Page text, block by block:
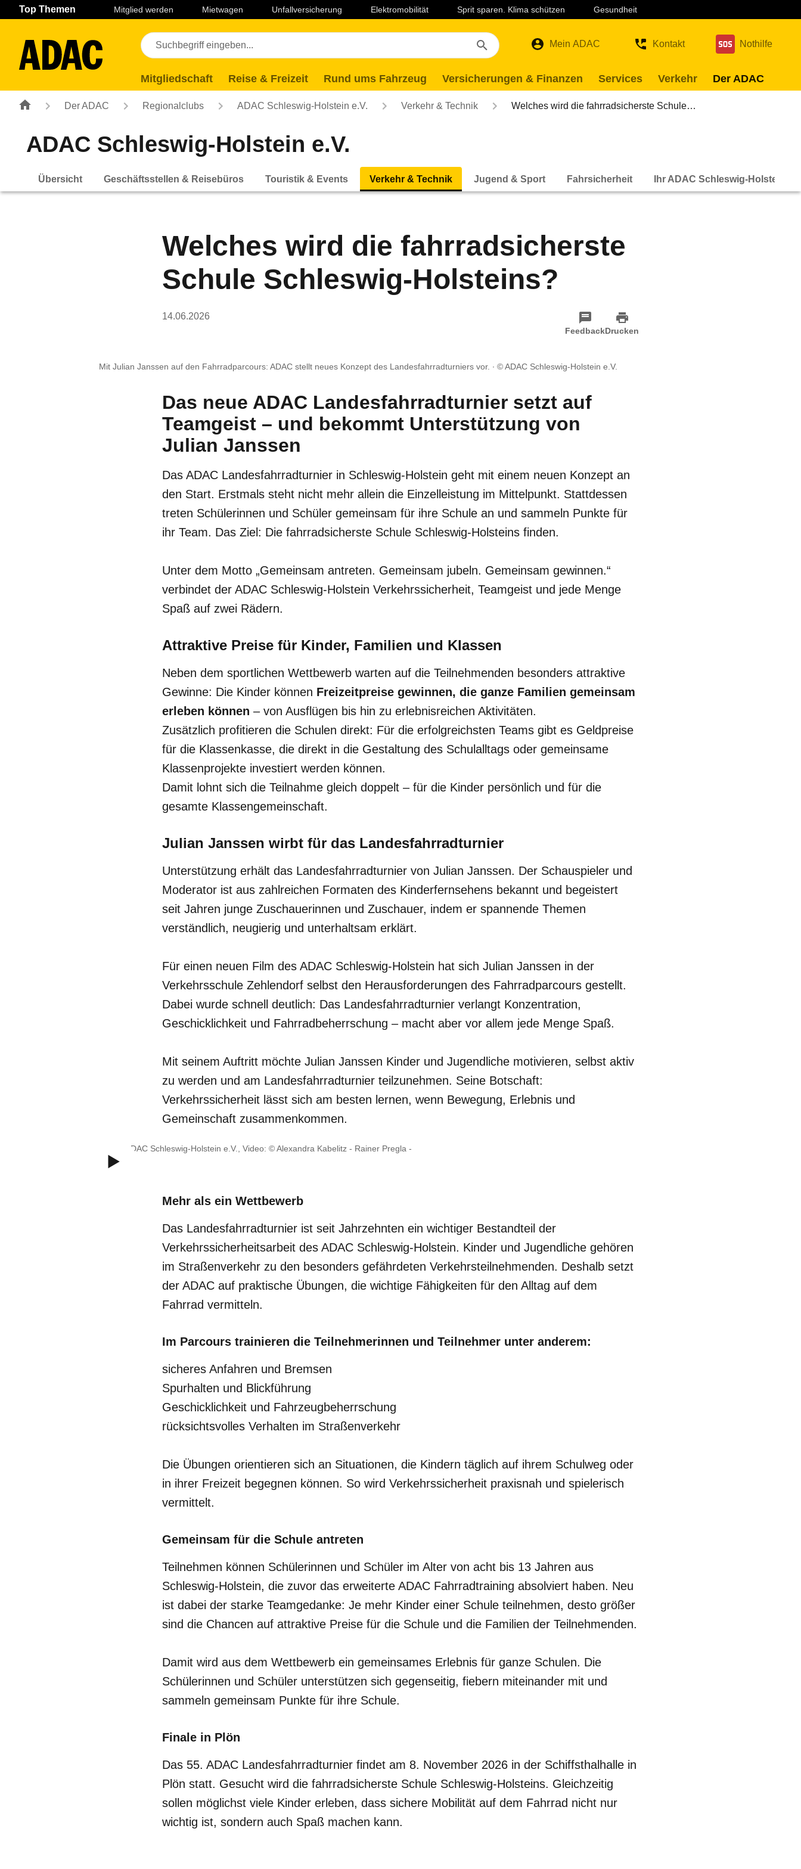
Navigation Seiteninhalt Fußzeile
Top Themen Mitglied werden Mietwagen Unfallversicherung Elektromobilität Sprit sparen. Klima schützen Gesundheit
Mein ADAC Kontakt Nothilfe
Mitgliedschaft Reise & Freizeit Rund ums Fahrzeug Versicherungen & Finanzen Services Verkehr Der ADAC
Der ADAC Regionalclubs ADAC Schleswig-Holstein e.V. Verkehr & Technik Welches wird die fahrradsicherste Schule…
ADAC Schleswig-Holstein e.V.
Übersicht Geschäftsstellen & Reisebüros Touristik & Events Verkehr & Technik Jugend & Sport Fahrsicherheit Ihr ADAC Schleswig-Holstein
Welches wird die fahrradsicherste
Schule Schleswig-Holsteins?
14.06.2026
FeedbackDrucken
Mit Julian Janssen auf den Fahrradparcours: ADAC stellt neues Konzept des Landesfahrradturniers vor. © ADAC Schleswig-Holstein e.V.
Das neue ADAC Landesfahrradturnier setzt auf
Teamgeist – und bekommt Unterstützung von
Julian Janssen
Das ADAC Landesfahrradturnier in Schleswig-Holstein geht mit einem neuen Konzept an
den Start. Erstmals steht nicht mehr allein die Einzelleistung im Mittelpunkt. Stattdessen
treten Schülerinnen und Schüler gemeinsam für ihre Schule an und sammeln Punkte für
ihr Team. Das Ziel: Die fahrradsicherste Schule Schleswig-Holsteins finden.
Unter dem Motto „Gemeinsam antreten. Gemeinsam jubeln. Gemeinsam gewinnen.“
verbindet der ADAC Schleswig-Holstein Verkehrssicherheit, Teamgeist und jede Menge
Spaß auf zwei Rädern.
Attraktive Preise für Kinder, Familien und Klassen
Neben dem sportlichen Wettbewerb warten auf die Teilnehmenden besonders attraktive
Gewinne: Die Kinder können Freizeitpreise gewinnen, die ganze Familien gemeinsam
erleben können – von Ausflügen bis hin zu erlebnisreichen Aktivitäten.
Zusätzlich profitieren die Schulen direkt: Für die erfolgreichsten Teams gibt es Geldpreise
für die Klassenkasse, die direkt in die Gestaltung des Schulalltags oder gemeinsame
Klassenprojekte investiert werden können.
Damit lohnt sich die Teilnahme gleich doppelt – für die Kinder persönlich und für die
gesamte Klassengemeinschaft.
Julian Janssen wirbt für das Landesfahrradturnier
Unterstützung erhält das Landesfahrradturnier von Julian Janssen. Der Schauspieler und
Moderator ist aus zahlreichen Formaten des Kinderfernsehens bekannt und begeistert
seit Jahren junge Zuschauerinnen und Zuschauer, indem er spannende Themen
verständlich, neugierig und unterhaltsam erklärt.
Für einen neuen Film des ADAC Schleswig-Holstein hat sich Julian Janssen in der
Verkehrsschule Zehlendorf selbst den Herausforderungen des Fahrradparcours gestellt.
Dabei wurde schnell deutlich: Das Landesfahrradturnier verlangt Konzentration,
Geschicklichkeit und Fahrradbeherrschung – macht aber vor allem jede Menge Spaß.
Mit seinem Auftritt möchte Julian Janssen Kinder und Jugendliche motivieren, selbst aktiv
zu werden und am Landesfahrradturnier teilzunehmen. Seine Botschaft:
Verkehrssicherheit lässt sich am besten lernen, wenn Bewegung, Erlebnis und
Gemeinschaft zusammenkommen.
Bild: © ADAC Schleswig-Holstein e.V., Video: © Alexandra Kabelitz - Rainer Pregla -
Mehr als ein Wettbewerb
Das Landesfahrradturnier ist seit Jahrzehnten ein wichtiger Bestandteil der
Verkehrssicherheitsarbeit des ADAC Schleswig-Holstein. Kinder und Jugendliche gehören
im Straßenverkehr zu den besonders gefährdeten Verkehrsteilnehmenden. Deshalb setzt
der ADAC auf praktische Übungen, die wichtige Fähigkeiten für den Alltag auf dem
Fahrrad vermitteln.
Im Parcours trainieren die Teilnehmerinnen und Teilnehmer unter anderem:
sicheres Anfahren und Bremsen
Spurhalten und Blickführung
Geschicklichkeit und Fahrzeugbeherrschung
rücksichtsvolles Verhalten im Straßenverkehr
Die Übungen orientieren sich an Situationen, die Kindern täglich auf ihrem Schulweg oder
in ihrer Freizeit begegnen können. So wird Verkehrssicherheit praxisnah und spielerisch
vermittelt.
Gemeinsam für die Schule antreten
Teilnehmen können Schülerinnen und Schüler im Alter von acht bis 13 Jahren aus
Schleswig-Holstein, die zuvor das erweiterte ADAC Fahrradtraining absolviert haben. Neu
ist dabei der starke Teamgedanke: Je mehr Kinder einer Schule teilnehmen, desto größer
sind die Chancen auf attraktive Preise für die Schule und die Familien der Teilnehmenden.
Damit wird aus dem Wettbewerb ein gemeinsames Erlebnis für ganze Schulen. Die
Schülerinnen und Schüler unterstützen sich gegenseitig, fiebern miteinander mit und
sammeln gemeinsam Punkte für ihre Schule.
Finale in Plön
Das 55. ADAC Landesfahrradturnier findet am 8. November 2026 in der Schiffsthalhalle in
Plön statt. Gesucht wird die fahrradsicherste Schule Schleswig-Holsteins. Gleichzeitig
sollen möglichst viele Kinder erleben, dass sichere Mobilität auf dem Fahrrad nicht nur
wichtig ist, sondern auch Spaß machen kann.